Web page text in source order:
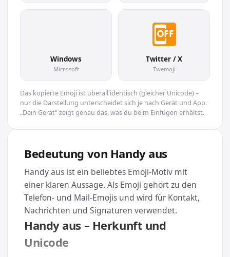
Windows
Microsoft
Twitter / X
Twemoji
Das kopierte Emoji ist überall identisch (gleicher Unicode) –
nur die Darstellung unterscheidet sich je nach Gerät und App.
„Dein Gerät" zeigt genau das, was du beim Einfügen erhältst.
Bedeutung von Handy aus
Handy aus ist ein beliebtes Emoji-Motiv mit
einer klaren Aussage. Als Emoji gehört zu den
Telefon- und Mail-Emojis und wird für Kontakt,
Nachrichten und Signaturen verwendet.
Handy aus – Herkunft und
Unicode